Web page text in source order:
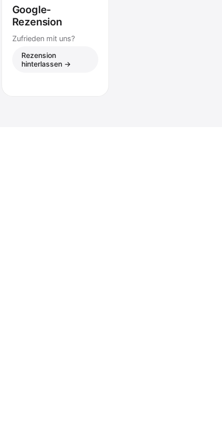
Google-
Rezension
Zufrieden mit uns?
Rezension
hinterlassen →